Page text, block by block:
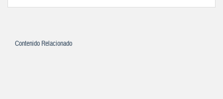
Contenido Relacionado